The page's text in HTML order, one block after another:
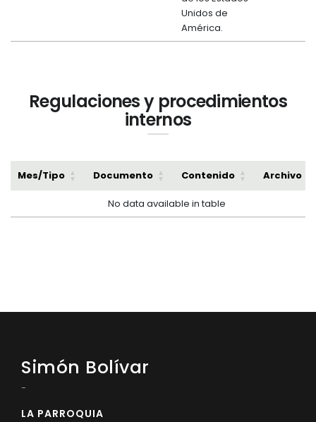
Unidos de
América.
Regulaciones y procedimientos
internos
Mes/Tipo Documento Contenido Archivo
No data available in table
Simón Bolívar
-
LA PARROQUIA